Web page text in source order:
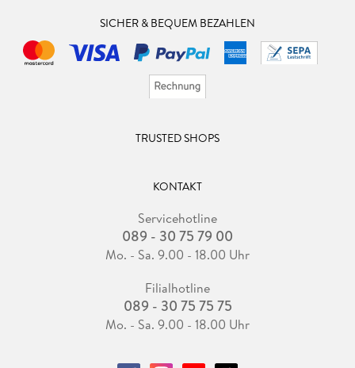
SICHER & BEQUEM BEZAHLEN
TRUSTED SHOPS
KONTAKT
Servicehotline
089 - 30 75 79 00
Mo. - Sa. 9.00 - 18.00 Uhr
Filialhotline
089 - 30 75 75 75
Mo. - Sa. 9.00 - 18.00 Uhr